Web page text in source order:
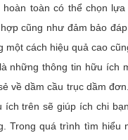
hoàn toàn có thể chọn
cũng như đảm bảo
một cách hiệu quả cao
những thông tin hữu ích
về dầm cầu trục dầm
ích trên sẽ giúp ích chi
Trong quá trình tìm hiểu